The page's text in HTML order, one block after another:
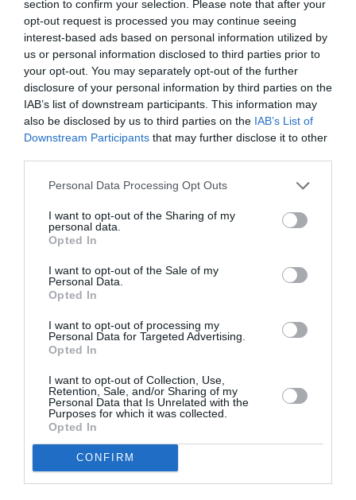
section to confirm your selection. Please note that after your
opt-out request is processed you may continue seeing
interest-based ads based on personal information utilized by
us or personal information disclosed to third parties prior to
your opt-out. You may separately opt-out of the further
disclosure of your personal information by third parties on the
IAB’s list of downstream participants. This information may
also be disclosed by us to third parties on the IAB’s List of
Downstream Participants that may further disclose it to other
Personal Data Processing Opt Outs
I want to opt-out of the Sharing of my
personal data.
Opted In
I want to opt-out of the Sale of my
Personal Data.
Opted In
I want to opt-out of processing my
Personal Data for Targeted Advertising.
Opted In
I want to opt-out of Collection, Use,
Retention, Sale, and/or Sharing of my
Personal Data that Is Unrelated with the
Purposes for which it was collected.
Opted In
CONFIRM
a commenté :
24 avril 2022 - 23 h 36 min
Paris, une belle destination sauvage connue pour ses rue
sales, son métro infesté de voleurs à la tire, ses Champs
Élysées pillés par des gilets jaunes tous les week-end et où
les cars de touristes (femmes, enfants, vieillards…) subissent
des sorts semblables à ceux des diligences dans les
westerns.
Une bien belle destination à boycotter si on veut rester entier.
RÉPONDRE
floriana commenté :
25 avril 2022 - 14 h 51 min
Boycott CDG et ses émissions de CO2
RÉPONDRE
LAISSER UN COMMENTAIRE
FAIRE UN DON
Appel aux lecteurs !
Soutenez Air Journal participez